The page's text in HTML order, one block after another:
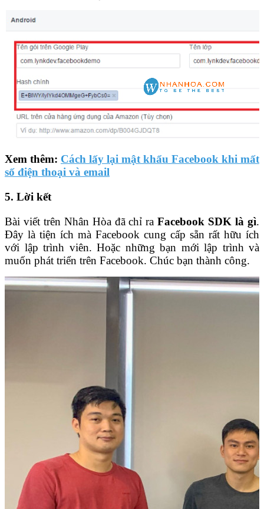
Xem thêm: Cách lấy lại mật khẩu Facebook khi mất
số điện thoại và email
5. Lời kết
Bài viết trên Nhân Hòa đã chỉ raFacebook SDK là gì.
Đây là tiện ích mà Facebook cung cấp sẵn rất hữu ích
với lập trình viên. Hoặc những bạn mới lập trình và
muốn phát triển trên Facebook. Chúc bạn thành công.